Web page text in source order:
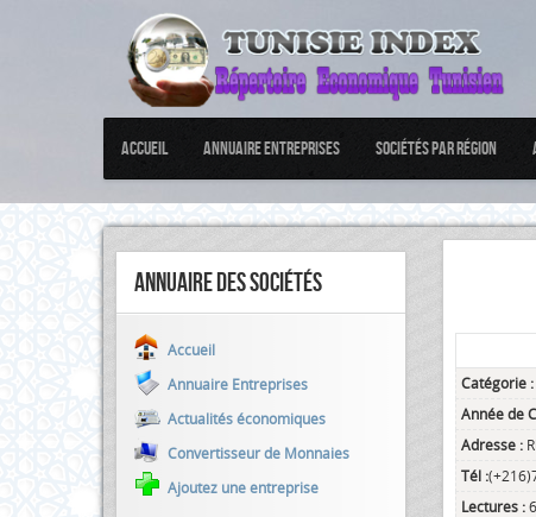
Accueil Annuaire Entreprises Sociétés par Région
Annuaire des sociétés
Accueil
Annuaire Entreprises
Actualités économiques
Convertisseur de Monnaies
Ajoutez une entreprise
Catégorie :
Année de
Adresse :
Tél :
Lectures :